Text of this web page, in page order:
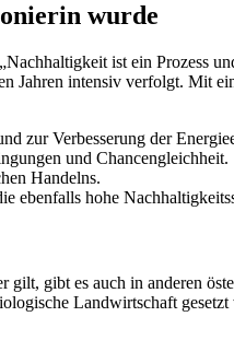
wurde
ist ein Prozess
Jahren intensiv verfolgt. Mit
zur Verbesserung der
und Chancengleichheit.
Handelns.
ebenfalls hohe
gibt es auch in anderen
Landwirtschaft